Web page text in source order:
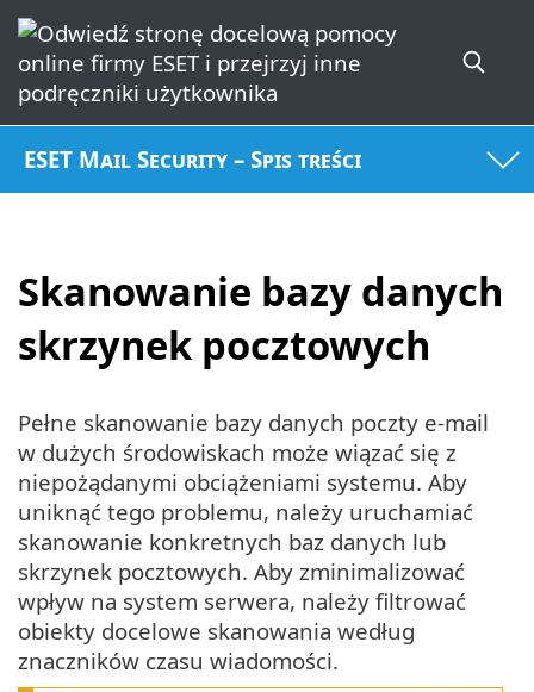
ESET Mail Security – Spis treści
Skanowanie bazy danych
skrzynek pocztowych
Pełne skanowanie bazy danych poczty e-mail
w dużych środowiskach może wiązać się z
niepożądanymi obciążeniami systemu. Aby
uniknąć tego problemu, należy uruchamiać
skanowanie konkretnych baz danych lub
skrzynek pocztowych. Aby zminimalizować
wpływ na system serwera, należy filtrować
obiekty docelowe skanowania według
znaczników czasu wiadomości.